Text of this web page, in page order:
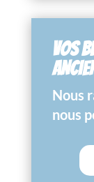
VOS
Nous
nous